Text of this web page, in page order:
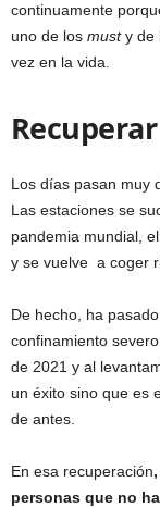
continuamente
uno de los musty de
vez en la vida.
Los días pasan muy
Las estaciones se
pandemia mundial,
y se vuelve a coger
De hecho, ha
confinamiento
de 2021 y al
un éxito sino que es
de antes.
En esa recuperación
personas que no